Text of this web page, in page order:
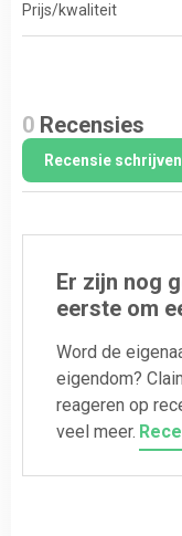
Prijs/kwaliteit
0 Recensies
Recensie schrijven
Er zijn nog
eerste om
Word de
eigendom?
reageren op
veel meer.